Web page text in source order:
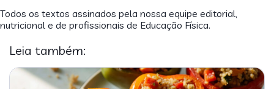
Todos os textos assinados pela nossa equipe editorial,
nutricional e de profissionais de Educação Física.
Leia também: